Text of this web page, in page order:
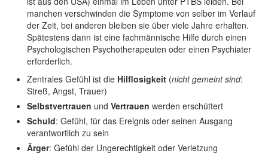
manchen verschwinden die Symptome von selber im Verlauf
der Zeit, bei anderen bleiben sie über viele Jahre erhalten.
Spätestens dann ist eine fachmännische Hilfe durch einen
Psychologischen Psychotherapeuten oder einen Psychiater
erforderlich.
Zentrales Gefühl ist die Hilflosigkeit (nicht gemeint sind:
Streß, Angst, Trauer)
Selbstvertrauen und Vertrauen werden erschüttert
Schuld: Gefühl, für das Ereignis oder seinen Ausgang
verantwortlich zu sein
Ärger: Gefühl der Ungerechtigkeit oder Verletzung